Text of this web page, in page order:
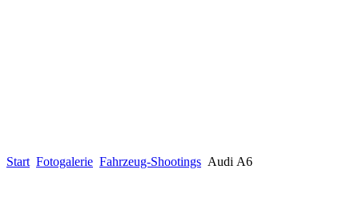
Start Fotogalerie Fahrzeug-Shootings Audi A6